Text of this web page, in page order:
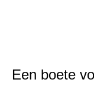
Een boete